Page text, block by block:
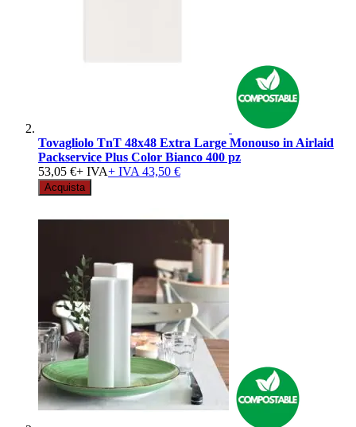
Tovagliolo TnT 48x48 Extra Large Monouso in Airlaid
Packservice Plus Color Bianco 400 pz
53,05 €+ IVA+ IVA 43,50 €
Acquista